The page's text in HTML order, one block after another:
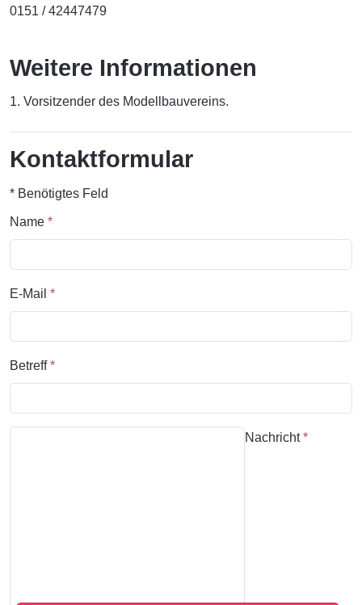
0151 / 42447479
Weitere Informationen
1. Vorsitzender des Modellbauvereins.
Kontaktformular
* Benötigtes Feld
Name *
E-Mail *
Betreff*
Nachricht*